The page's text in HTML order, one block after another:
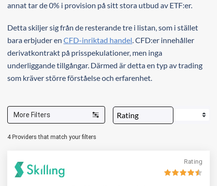
annat tar de 0% i provision på sitt stora utbud av ETF:er.
Detta skiljer sig från de resterande tre i listan, som i stället
bara erbjuder en CFD-inriktad handel. CFD:er innehåller
derivatkontrakt på prisspekulationer, men inga
underliggande tillgångar. Därmed är detta en typ av trading
som kräver större förståelse och erfarenhet.
More Filters
4 Providers that match your filters
Rating